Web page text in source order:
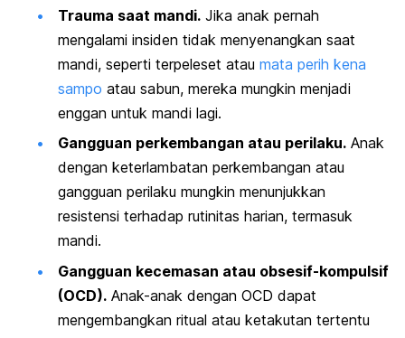
Trauma saat mandi. Jika anak pernah
mengalami insiden tidak menyenangkan saat
mandi, seperti terpeleset atau mata perih kena
sampo atau sabun, mereka mungkin menjadi
enggan untuk mandi lagi.
Gangguan perkembangan atau perilaku. Anak
dengan keterlambatan perkembangan atau
gangguan perilaku mungkin menunjukkan
resistensi terhadap rutinitas harian, termasuk
mandi.
Gangguan kecemasan atau obsesif-kompulsif
(OCD). Anak-anak dengan OCD dapat
mengembangkan ritual atau ketakutan tertentu